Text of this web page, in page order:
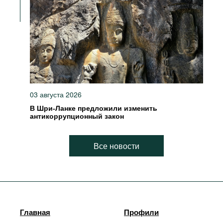
03 августа 2026
В Шри-Ланке предложили изменить
антикоррупционный закон
Все новости
Главная Профили